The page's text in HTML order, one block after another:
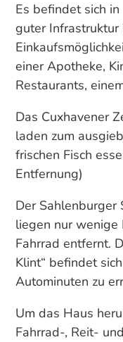
Es befindet sich
guter
einer Apotheke,
Restaurants,
Das Cuxhavener
laden zum
frischen Fisch
Entfernung)
Der Sahlenburger
liegen nur wenige
Fahrrad entfernt.
Klint“ befindet
Autominuten zu
Um das Haus
Fahrrad-, Reit-